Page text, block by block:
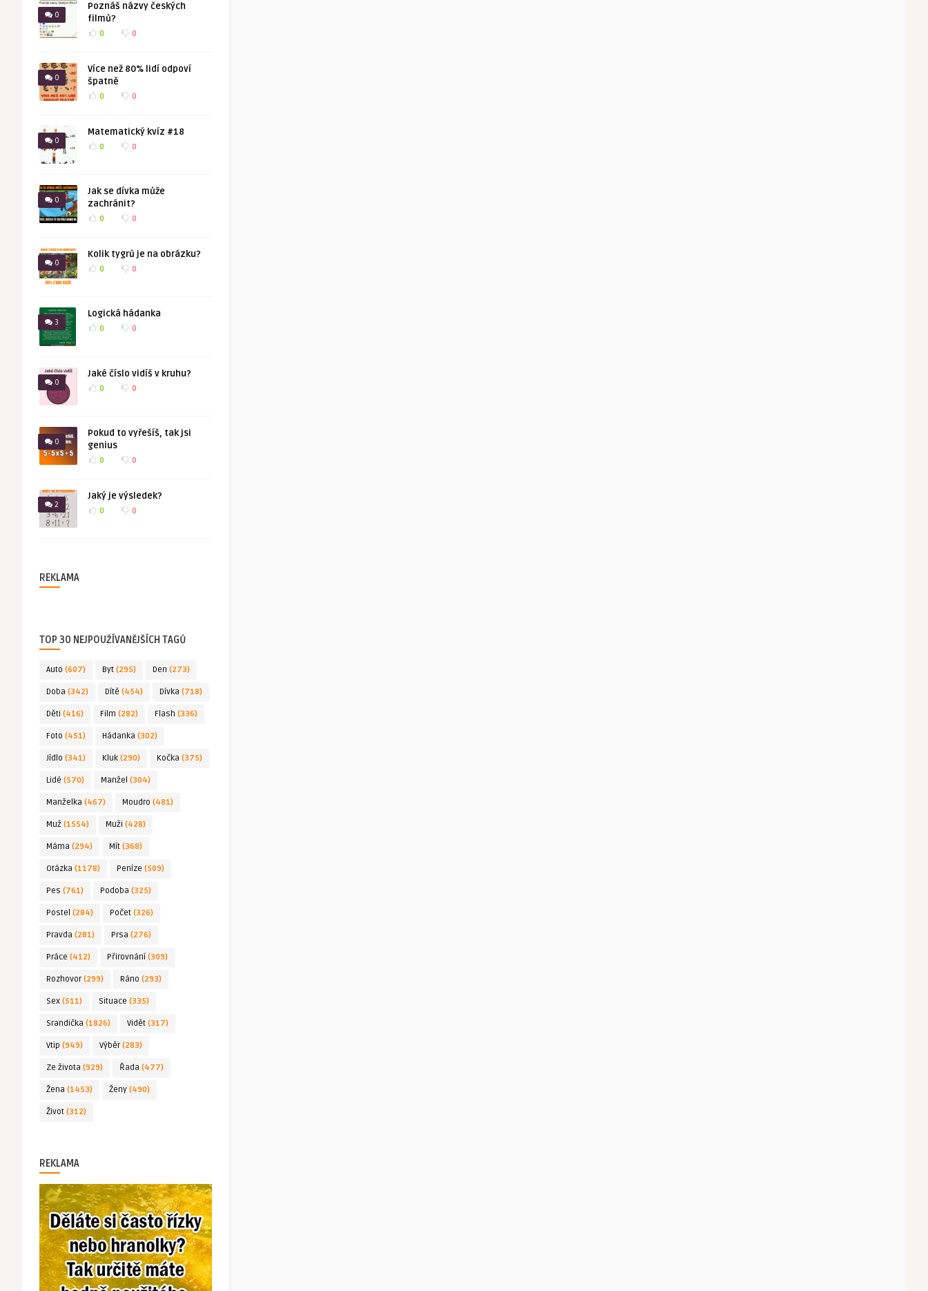
0
Poznáš názvy českých
filmů?
0 0
0
Více než 80% lidí odpoví
špatně
0 0
0
Matematický kvíz #18
0 0
0
Jak se dívka může
zachránit?
0 0
0
Kolik tygrů je na obrázku?
0 0
3
Logická hádanka
0 0
0
Jaké číslo vidíš v kruhu?
0 0
0
Pokud to vyřešíš, tak jsi
genius
0 0
2
Jaký je výsledek?
0 0
REKLAMA
TOP 30 NEJPOUŽÍVANĚJŠÍCH TAGŮ
Auto (607) Byt (295) Den (273)
Doba (342) Dítě (454) Dívka (718)
Děti (416) Film (282) Flash (336)
Foto (451) Hádanka (302)
Jídlo (341) Kluk (290) Kočka (375)
Lidé (570) Manžel (304)
Manželka (467) Moudro (481)
Muž (1554) Muži (428)
Máma (294) Mít (368)
Otázka (1178) Peníze (509)
Pes (761) Podoba (325)
Postel (284) Počet (326)
Pravda (281) Prsa (276)
Práce (412) Přirovnání (309)
Rozhovor(299) Ráno (293)
Sex (511) Situace (335)
Srandička (1826) Vidět (317)
Vtip (949) Výběr(283)
Ze života (929) Řada (477)
Žena (1453) Ženy (490)
Život (312)
REKLAMA